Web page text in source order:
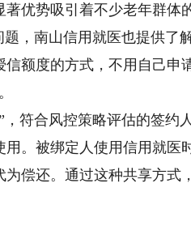
势吸引着不少老年群体
，南山信用就医也提供了
额度的方式，不用自己申
符合风控策略评估的签约
。被绑定人使用信用就医
偿还。通过这种共享方式